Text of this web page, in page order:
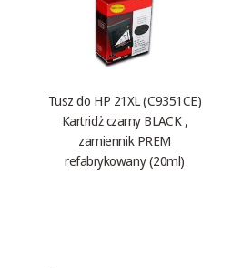
Tusz do HP 21XL (C9351CE)
Kartridż czarny BLACK ,
zamiennik PREM
refabrykowany (20ml)